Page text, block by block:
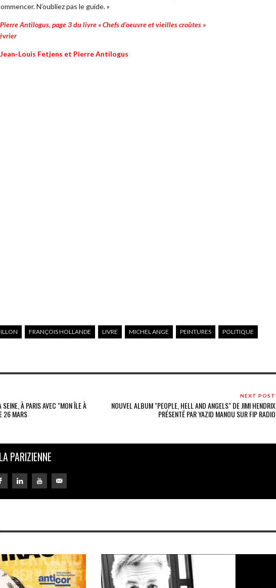
N’oubliez pas le guide. »
Antilogus, page 3 du livre « Chefs d’oeuvre et vieilles croûtes »
Louis Fetjens et Pierre Antilogus
FRANÇOIS HOLLANDE LIVRE MICHEL ANGE PEINTURES
POLITIQUE
À PARIS AVEC "MON ÎLE À
26 MARS
NEXT POST
NOUVEL ALBUM "PEOPLE, HELL AND ANGELS" DE JIMI HENDRIX
PRÉSENTÉ PAR YAZID MANOU SUR FIP RADIO
LA PARIZIENNE